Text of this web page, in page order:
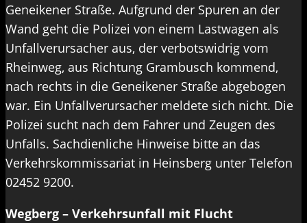
Geneikener Straße. Aufgrund der Spuren an der
Wand geht die Polizei von einem Lastwagen als
Unfallverursacher aus, der verbotswidrig vom
Rheinweg, aus Richtung Grambusch kommend,
nach rechts in die Geneikener Straße abgebogen
war. Ein Unfallverursacher meldete sich nicht. Die
Polizei sucht nach dem Fahrer und Zeugen des
Unfalls. Sachdienliche Hinweise bitte an das
Verkehrskommissariat in Heinsberg unter Telefon
02452 9200.
Wegberg – Verkehrsunfall mit Flucht